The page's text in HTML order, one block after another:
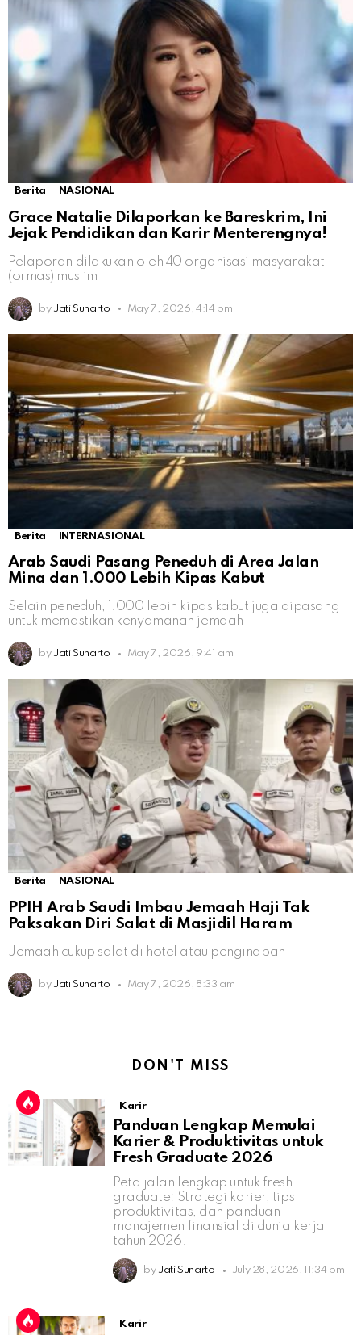
Berita NASIONAL
Grace Natalie Dilaporkan ke Bareskrim, Ini
Jejak Pendidikan dan Karir Menterengnya!
Pelaporan dilakukan oleh 40 organisasi masyarakat
(ormas) muslim
by Jati Sunarto May 7, 2026, 4:14 pm
Berita INTERNASIONAL
Arab Saudi Pasang Peneduh di Area Jalan
Mina dan 1.000 Lebih Kipas Kabut
Selain peneduh, 1.000 lebih kipas kabut juga dipasang
untuk memastikan kenyamanan jemaah
by Jati Sunarto May 7, 2026, 9:41 am
Berita NASIONAL
PPIH Arab Saudi Imbau Jemaah Haji Tak
Paksakan Diri Salat di Masjidil Haram
Jemaah cukup salat di hotel atau penginapan
by Jati Sunarto May 7, 2026, 8:33 am
DON'T MISS
Karir
Panduan Lengkap Memulai
Karier & Produktivitas untuk
Fresh Graduate 2026
Peta jalan lengkap untuk fresh
graduate: Strategi karier, tips
produktivitas, dan panduan
manajemen finansial di dunia kerja
tahun 2026.
by Jati Sunarto July 28, 2026, 11:34 pm
Karir